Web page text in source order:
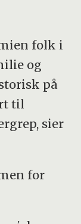
folk i
og
på
til
sier
for